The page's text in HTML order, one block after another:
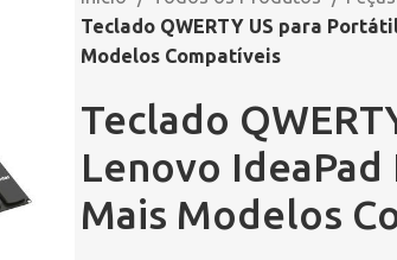
Teclado QWERTY US para
Modelos Compatíveis
Teclado
Lenovo IdeaPad
Mais Modelos